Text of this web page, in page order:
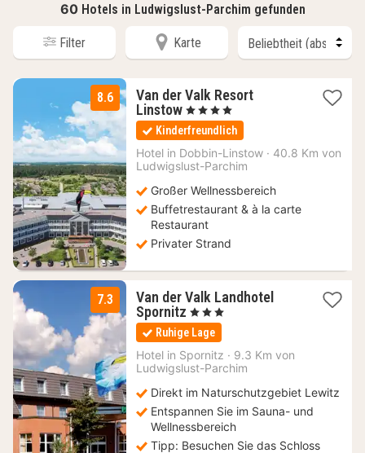
60 Hotels in Ludwigslust-Parchim gefunden
Filter Karte
8.6
Van der Valk Resort
Linstow 1
Nacht
ab
100,49
€
, 4 Sterne
Kinderfreundlich
Hotel in Dobbin-Linstow · 40.8 Km von
Ludwigslust-Parchim
Großer Wellnessbereich
Buffetrestaurant & à la carte
Restaurant
Privater Strand
7.3
Van der Valk Landhotel
Spornitz 3
Nächte
ab
92,67
€
, 3 Sterne
Ruhige Lage
Hotel in Spornitz · 9.3 Km von
Ludwigslust-Parchim
Direkt im Naturschutzgebiet Lewitz
Entspannen Sie im Sauna- und
Wellnessbereich
Tipp: Besuchen Sie das Schloss